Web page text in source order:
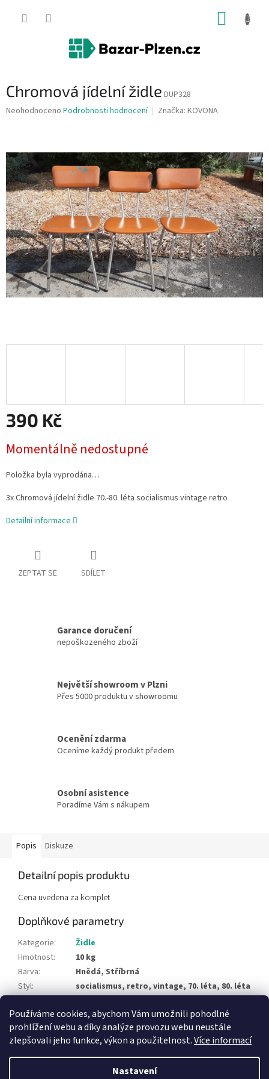
Používáme cookies, abychom Vám umožnili pohodlné
prohlížení webu a díky analýze provozu webu neustále
zlepšovali jeho funkce, výkon a použitelnost.Více informací
Nastavení
Chromová jídelní židle DUP328
Průměrné
0,0
z
5
hvězdiček.
Neohodnoceno Podrobnosti hodnocení Značka: KOVONA
390 Kč
cena:
Momentálně nedostupné
Položka byla vyprodána…
3x Chromová jídelní židle 70.-80. léta socialismus vintage retro
Detailní informace
ZEPTAT SE SDÍLET
Garance doručení
nepoškozeného zboží
Největší showroom v Plzni
Přes 5000 produktu v showroomu
Ocenění zdarma
Oceníme každý produkt předem
Osobní asistence
Poradíme Vám s nákupem
Popis Diskuze
Detailní popis produktu
Cena uvedena za komplet
Doplňkové parametry
Kategorie:
Židle
Hmotnost:
10 kg
Barva:
Hnědá, Stříbrná
Styl:
socialismus, retro, vintage, 70. léta, 80. léta
Položka byla vyprodána…
Vytvořil Shoptet